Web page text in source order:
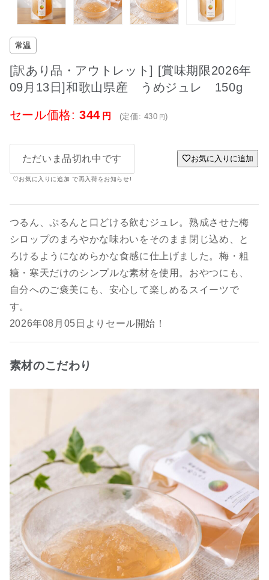
常温
[訳あり品・アウトレット] [賞味期限2026年
09月13日]和歌山県産 うめジュレ 150g
セール価格:344 (定価: 430 )
ただいま品切れ中です お気に入りに追加
♡お気に入りに追加 で再入荷をお知らせ!
つるん、ぷるんと口どける飲むジュレ。熟成させた梅
シロップのまろやかな味わいをそのまま閉じ込め、と
ろけるようになめらかな食感に仕上げました。梅・粗
糖・寒天だけのシンプルな素材を使用。おやつにも、
自分へのご褒美にも、安心して楽しめるスイーツで
す。
2026年08月05日よりセール開始！
素材のこだわり